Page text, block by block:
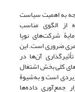
به اهمیت سیاست
از الگوی مناسب
شرکت‌های نوپا
ضروری است. این
آن‌ها در
کلی بخش اشتغال
است و به‌شیوۀ
جمع‌آوری داده‌ها